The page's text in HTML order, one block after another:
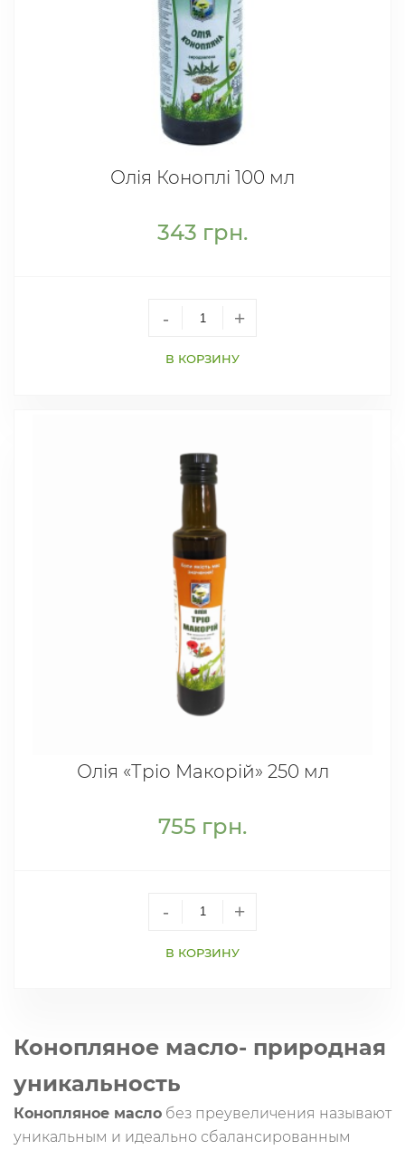
Олія Коноплі 100 мл
343 грн.
- +
В КОРЗИНУ
Олія «Трiо Макорій» 250 мл
755 грн.
- +
В КОРЗИНУ
Конопляное масло- природная
уникальность
Конопляное масло без преувеличения называют
уникальным и идеально сбалансированным